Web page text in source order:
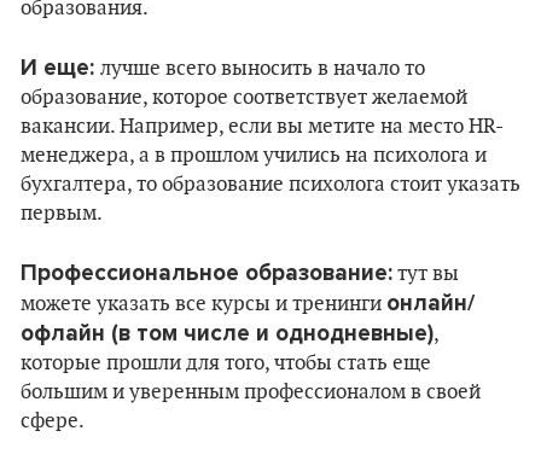
образования.
И еще: лучше всего выносить в начало то
образование, которое соответствует желаемой
вакансии. Например, если вы метите на место HR-
менеджера, а в прошлом учились на психолога и
бухгалтера, то образование психолога стоит указать
первым.
Профессиональное образование: тут вы
можете указать все курсы и тренинги онлайн/
офлайн (в том числе и однодневные),
которые прошли для того, чтобы стать еще
большим и уверенным профессионалом в своей
сфере.